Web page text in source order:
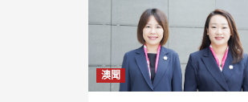
澳聞